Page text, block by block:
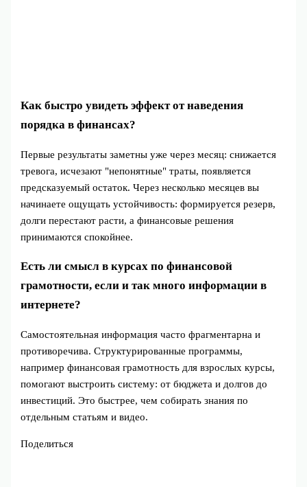
Как быстро увидеть эффект от наведения
порядка в финансах?
Первые результаты заметны уже через месяц: снижается
тревога, исчезают "непонятные" траты, появляется
предсказуемый остаток. Через несколько месяцев вы
начинаете ощущать устойчивость: формируется резерв,
долги перестают расти, а финансовые решения
принимаются спокойнее.
Есть ли смысл в курсах по финансовой
грамотности, если и так много информации в
интернете?
Самостоятельная информация часто фрагментарна и
противоречива. Структурированные программы,
например финансовая грамотность для взрослых курсы,
помогают выстроить систему: от бюджета и долгов до
инвестиций. Это быстрее, чем собирать знания по
отдельным статьям и видео.
Поделиться